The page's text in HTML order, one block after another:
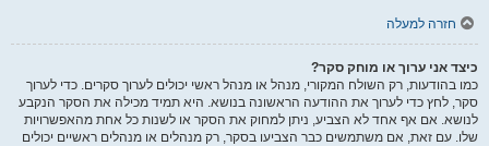
חזרה למעלה
כיצד אני ערוך או מוחק סקר?
כמו בהודעות, רק השולח המקורי, מנהל או מנהל ראשי יכולים לערוך סקרים. כדי לערוך
סקר, לחץ כדי לערוך את ההודעה הראשונה בנושא. היא תמיד מכילה את הסקר הנקבע
לנושא. אם אף אחד לא הצביע, ניתן למחוק את הסקר או לשנות כל אחת מהאפשרויות
שלו. עם זאת, אם משתמשים כבר הצביעו בסקר, רק מנהלים או מנהלים ראשיים יכולים